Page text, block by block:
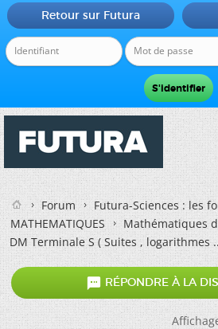
Retour sur Futura
Forum
Futura-Sciences : les
MATHEMATIQUES
Mathématiques
DM Terminale S ( Suites , logarithmes
 RÉPONDRE À LA